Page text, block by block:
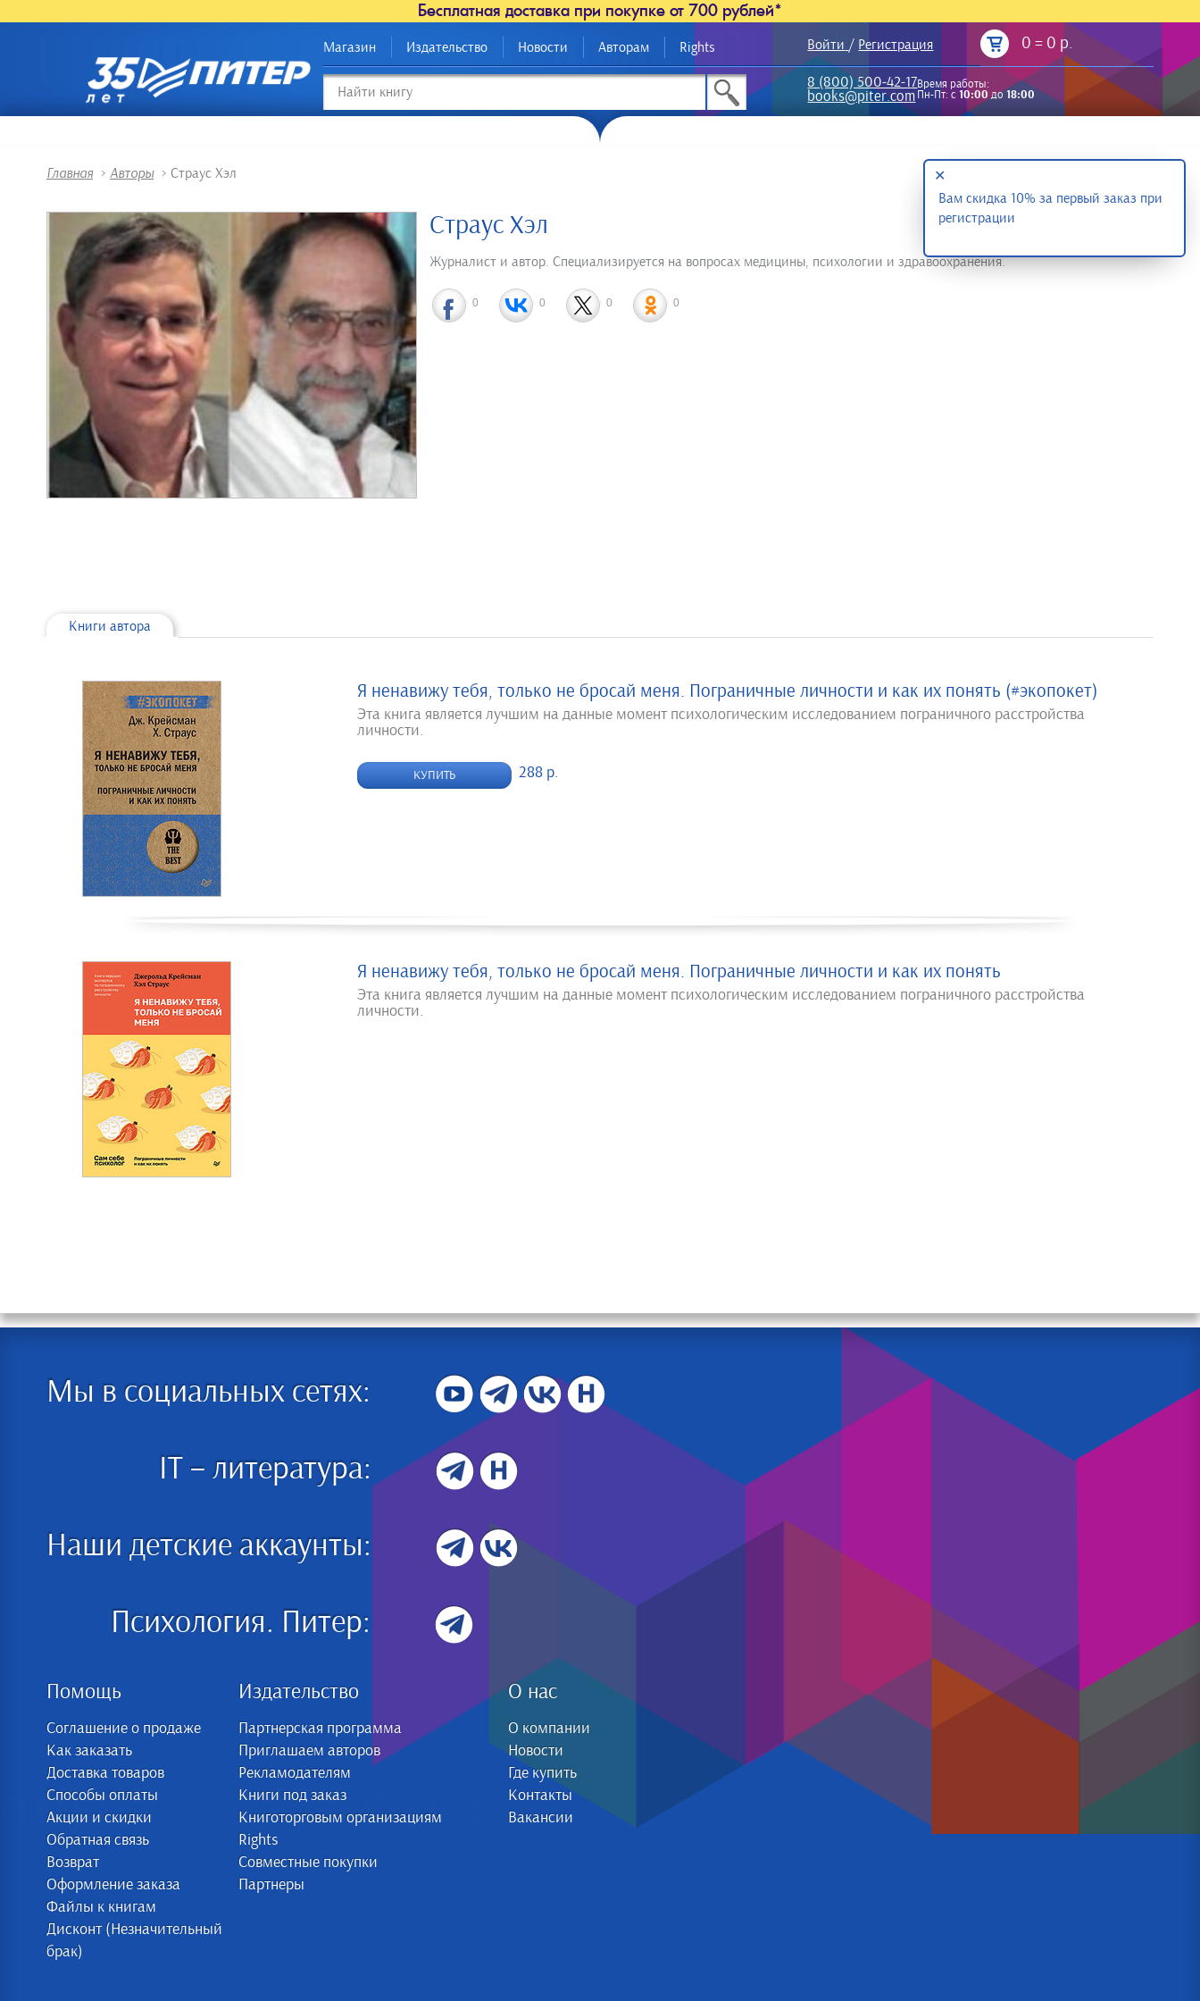
Бесплатная доставка при покупке от 700 рублей*
Магазин Издательство Новости Авторам Rights Войти / Регистрация 0 = 0 р.
8 (800) 500-42-17
books@piter.com
Время работы:
Пн-Пт: с10:00до18:00
Главная > Авторы > Страус Хэл
Страус Хэл
Журналист и автор. Специализируется на вопросах медицины, психологии и здравоохранения.
0 0 0 0
Книги автора
Я ненавижу тебя, только не бросай меня. Пограничные личности и как их понять (#экопокет)
Эта книга является лучшим на данные момент психологическим исследованием пограничного расстройства
личности.
КУПИТЬ 288 р.
Я ненавижу тебя, только не бросай меня. Пограничные личности и как их понять
Эта книга является лучшим на данные момент психологическим исследованием пограничного расстройства
личности.
Мы в социальных сетях:
IT – литература:
Наши детские аккаунты:
Психология. Питер:
Помощь
Соглашение о продаже
Как заказать
Доставка товаров
Способы оплаты
Акции и скидки
Обратная связь
Возврат
Оформление заказа
Файлы к книгам
Дисконт (Незначительный
брак)
Издательство
Партнерская программа
Приглашаем авторов
Рекламодателям
Книги под заказ
Книготорговым организациям
Rights
Совместные покупки
Партнеры
О нас
О компании
Новости
Где купить
Контакты
Вакансии
Вам скидка 10% за первый заказ при
регистрации
✕